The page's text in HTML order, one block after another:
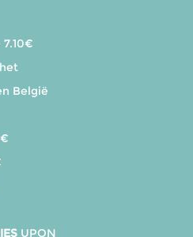
België
UPON